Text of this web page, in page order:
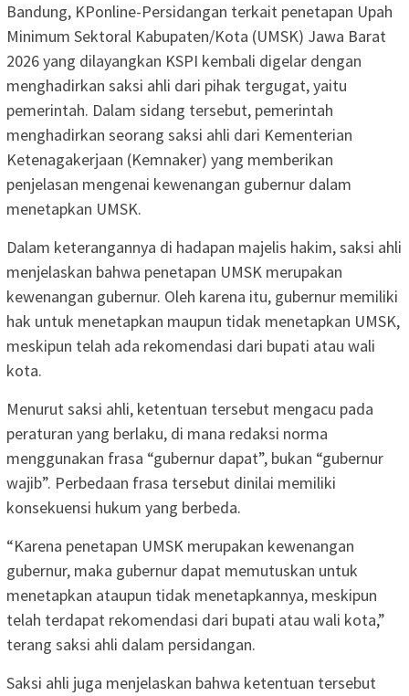
Bandung, KPonline-Persidangan terkait penetapan Upah
Minimum Sektoral Kabupaten/Kota (UMSK) Jawa Barat
2026 yang dilayangkan KSPI kembali digelar dengan
menghadirkan saksi ahli dari pihak tergugat, yaitu
pemerintah. Dalam sidang tersebut, pemerintah
menghadirkan seorang saksi ahli dari Kementerian
Ketenagakerjaan (Kemnaker) yang memberikan
penjelasan mengenai kewenangan gubernur dalam
menetapkan UMSK.
Dalam keterangannya di hadapan majelis hakim, saksi ahli
menjelaskan bahwa penetapan UMSK merupakan
kewenangan gubernur. Oleh karena itu, gubernur memiliki
hak untuk menetapkan maupun tidak menetapkan UMSK,
meskipun telah ada rekomendasi dari bupati atau wali
kota.
Menurut saksi ahli, ketentuan tersebut mengacu pada
peraturan yang berlaku, di mana redaksi norma
menggunakan frasa “gubernur dapat”, bukan “gubernur
wajib”. Perbedaan frasa tersebut dinilai memiliki
konsekuensi hukum yang berbeda.
“Karena penetapan UMSK merupakan kewenangan
gubernur, maka gubernur dapat memutuskan untuk
menetapkan ataupun tidak menetapkannya, meskipun
telah terdapat rekomendasi dari bupati atau wali kota,”
terang saksi ahli dalam persidangan.
Saksi ahli juga menjelaskan bahwa ketentuan tersebut